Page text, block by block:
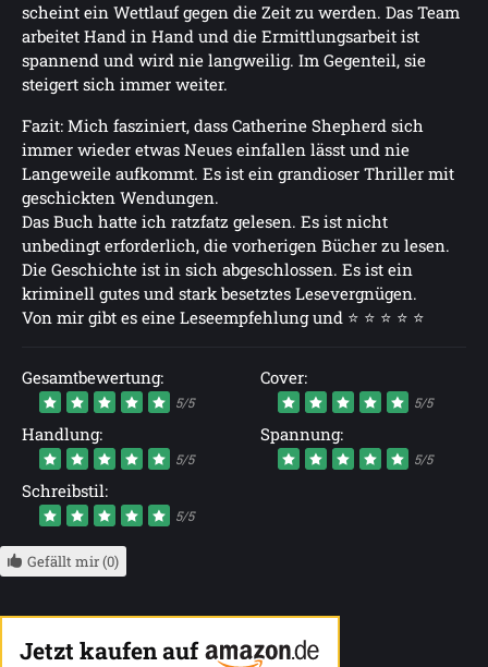
scheint ein Wettlauf gegen die Zeit zu werden. Das Team
arbeitet Hand in Hand und die Ermittlungsarbeit ist
spannend und wird nie langweilig. Im Gegenteil, sie
steigert sich immer weiter.
Fazit: Mich fasziniert, dass Catherine Shepherd sich
immer wieder etwas Neues einfallen lässt und nie
Langeweile aufkommt. Es ist ein grandioser Thriller mit
geschickten Wendungen.
Das Buch hatte ich ratzfatz gelesen. Es ist nicht
unbedingt erforderlich, die vorherigen Bücher zu lesen.
Die Geschichte ist in sich abgeschlossen. Es ist ein
kriminell gutes und stark besetztes Lesevergnügen.
Von mir gibt es eine Leseempfehlung und ⭐ ⭐ ⭐ ⭐ ⭐
Gesamtbewertung:
5/5
Cover:
5/5
Handlung:
5/5
Spannung:
5/5
Schreibstil:
5/5
Gefällt mir (0)
Jetzt kaufen auf